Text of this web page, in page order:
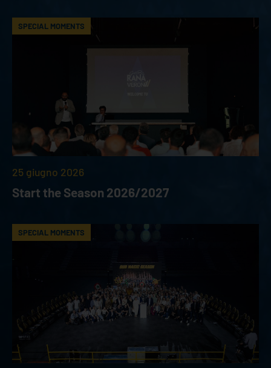
SPECIAL MOMENTS
25 giugno 2026
Start the Season 2026/2027
SPECIAL MOMENTS